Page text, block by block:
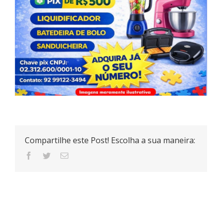
Compartilhe este Post! Escolha a sua maneira: